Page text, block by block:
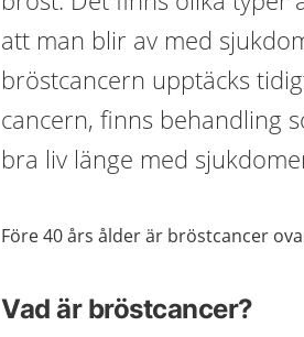
att man blir av med
bröstcancern upptäcks
cancern, finns behandling
bra liv länge med
Före 40 års ålder är bröstcancer
Vad är bröstcancer?